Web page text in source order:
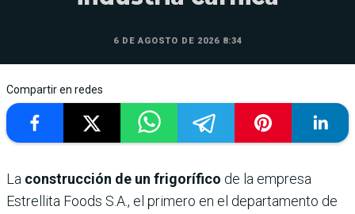
6 DE AGOSTO DE 2026 8:34
Compartir en redes
La construcción de un frigorífico de la empresa
Estrellita Foods S.A., el primero en el departamento de